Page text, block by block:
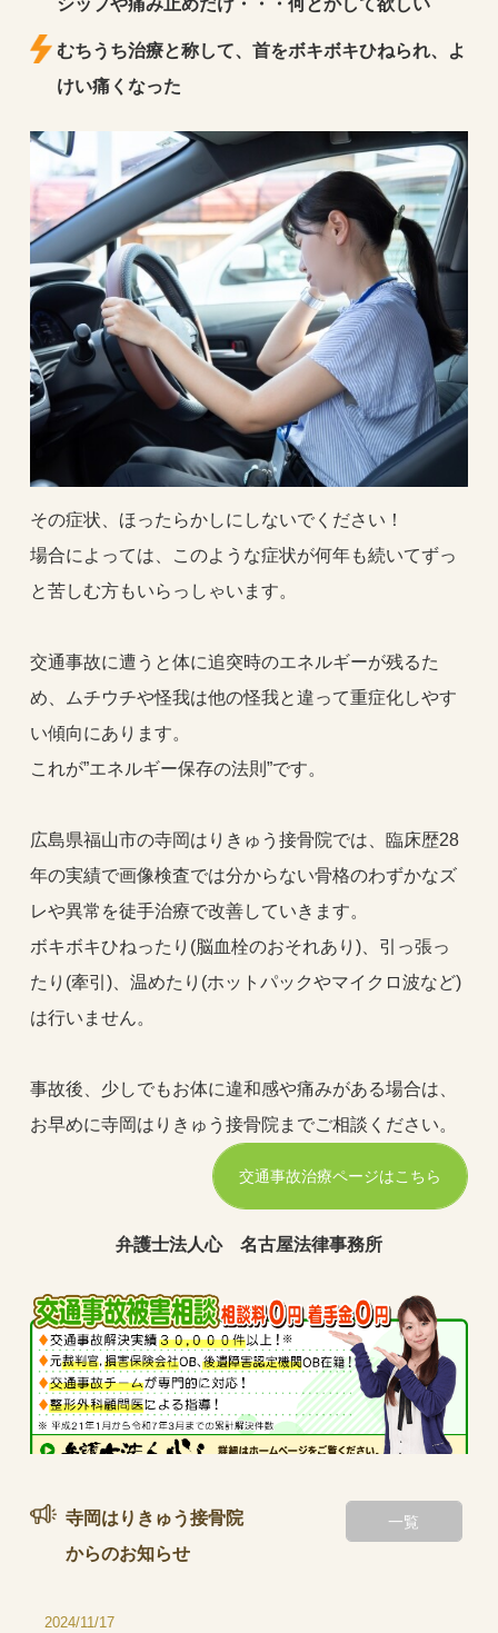
シップや痛み止めだけ・・・何とかして欲しい
むちうち治療と称して、首をボキボキひねられ、よ
けい痛くなった
その症状、ほったらかしにしないでください！
場合によっては、このような症状が何年も続いてずっ
と苦しむ方もいらっしゃいます。
交通事故に遭うと体に追突時のエネルギーが残るた
め、ムチウチや怪我は他の怪我と違って重症化しやす
い傾向にあります。
これが”エネルギー保存の法則”です。
広島県福山市の寺岡はりきゅう接骨院では、臨床歴28
年の実績で画像検査では分からない骨格のわずかなズ
レや異常を徒手治療で改善していきます。
ボキボキひねったり(脳血栓のおそれあり)、引っ張っ
たり(牽引)、温めたり(ホットパックやマイクロ波など)
は行いません。
事故後、少しでもお体に違和感や痛みがある場合は、
お早めに寺岡はりきゅう接骨院までご相談ください。
交通事故治療ページはこちら
弁護士法人心 名古屋法律事務所
当院は、交通事故に大変詳しい弁護士法人心さんの助言を受けるな
どし、交通事故被害者の方の救済に力を入れております。
寺岡はりきゅう接骨院
からのお知らせ
一覧
2024/11/17